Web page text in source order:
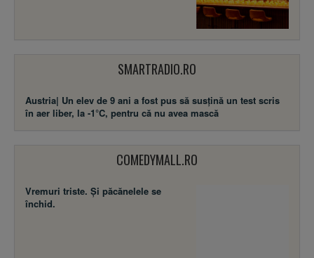
SMARTRADIO.RO
Austria| Un elev de 9 ani a fost pus să susţină un test scris
în aer liber, la -1°C, pentru că nu avea mască
COMEDYMALL.RO
Vremuri triste. Şi păcănelele se
închid.